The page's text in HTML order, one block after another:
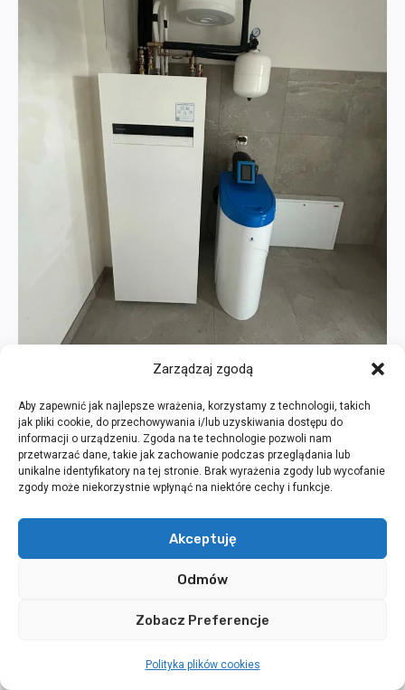
Zarządzaj zgodą
Aby zapewnić jak najlepsze wrażenia, korzystamy z technologii, takich
jak pliki cookie, do przechowywania i/lub uzyskiwania dostępu do
informacji o urządzeniu. Zgoda na te technologie pozwoli nam
przetwarzać dane, takie jak zachowanie podczas przeglądania lub
unikalne identyfikatory na tej stronie. Brak wyrażenia zgody lub wycofanie
zgody może niekorzystnie wpłynąć na niektóre cechy i funkcje.
Akceptuję
Odmów
Zobacz Preferencje
Polityka plików cookies